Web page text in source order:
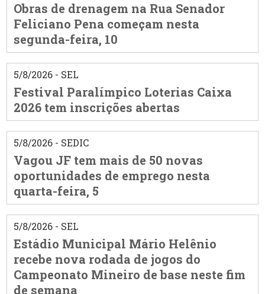
Obras de drenagem na Rua Senador
Feliciano Pena começam nesta
segunda-feira, 10
5/8/2026 - SEL
Festival Paralímpico Loterias Caixa
2026 tem inscrições abertas
5/8/2026 - SEDIC
Vagou JF tem mais de 50 novas
oportunidades de emprego nesta
quarta-feira, 5
5/8/2026 - SEL
Estádio Municipal Mário Helênio
recebe nova rodada de jogos do
Campeonato Mineiro de base neste fim
de semana